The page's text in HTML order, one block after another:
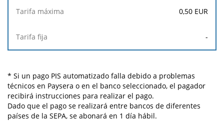
0,50 EUR
-
* Si un pago PIS automatizado falla debido a problemas
técnicos en Paysera o en el banco seleccionado, el pagador
recibirá instrucciones para realizar el pago.
Dado que el pago se realizará entre bancos de diferentes
países de la SEPA, se abonará en 1 día hábil.